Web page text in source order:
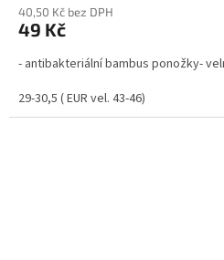
40,50 Kč bez DPH
49 Kč
- antibakteriální bambus ponožky-
29-30,5 ( EUR vel. 43-46)